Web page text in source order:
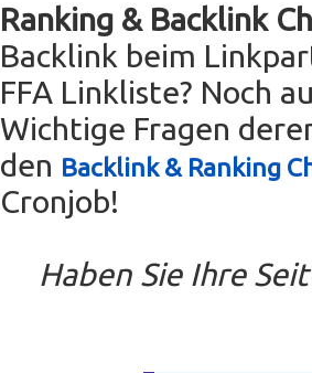
Ranking & Backlink
Backlink beim
FFA Linkliste? Noch
Wichtige Fragen
den Backlink & Ranking
Cronjob!
Haben Sie Ihre